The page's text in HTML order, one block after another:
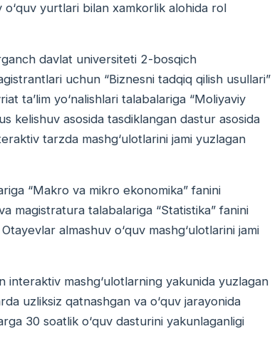
yurtlari bilan xamkorlik alohida rol
davlat universiteti 2-bosqich
uchun “Biznesni tadqiq qilish usullari”
ta’lim yо‘nalishlari talabalariga “Moliyaviy
kelishuv asosida tasdiklangan dastur asosida
tarzda mashg‘ulotlarini jami yuzlagan
“Makro va mikro ekonomika” fanini
magistratura talabalariga “Statistika” fanini
almashuv о‘quv mashg‘ulotlarini jami
mashg‘ulotlarning yakunida yuzlagan
uzliksiz qatnashgan va о‘quv jarayonida
30 soatlik о‘quv dasturini yakunlaganligi